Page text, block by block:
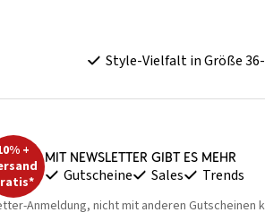
Style-Vielfalt in Größe
+
Mit Newsletter gibt es mehr
Gutscheine Sales Trends
Anmeldung, nicht mit anderen Gutscheinen